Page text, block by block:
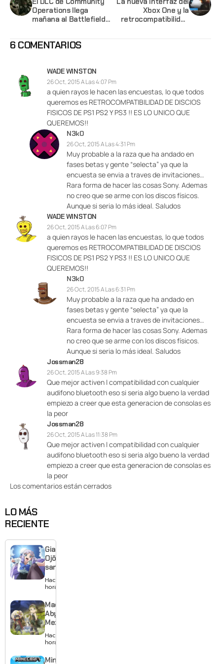
Operations llega
mañana al Battlefield
Xbox One y la
retrocompatibilidad
6 COMENTARIOS
WADE WINSTON
26 Oct, 2015 A Las 4:07 Pm
a quien rayos le hacen las encuestas, lo que todos
queremos es RETROCOMPATIBILIDAD DE DISCIOS
FISICOS DE PS1 PS2 Y PS3 !! ES LO UNICO QUE
QUEREMOS!!
N3k0
26 Oct, 2015 A Las 4:31 Pm
Muy probable a la raza que ha andado en
fases betas y gente “selecta” ya que la
encuesta se envia a traves de invitaciones…
Rara forma de hacer las cosas Sony. Ademas
no creo que se arme con los discos físicos.
Aunque si seria lo más ideal. Saludos
WADE WINSTON
26 Oct, 2015 A Las 6:07 Pm
a quien rayos le hacen las encuestas, lo que todos
queremos es RETROCOMPATIBILIDAD DE DISCIOS
FISICOS DE PS1 PS2 Y PS3 !! ES LO UNICO QUE
QUEREMOS!!
N3k0
26 Oct, 2015 A Las 6:31 Pm
Muy probable a la raza que ha andado en
fases betas y gente “selecta” ya que la
encuesta se envia a traves de invitaciones…
Rara forma de hacer las cosas Sony. Ademas
no creo que se arme con los discos físicos.
Aunque si seria lo más ideal. Saludos
Jossman28
26 Oct, 2015 A Las 9:38 Pm
Que mejor activen l compatibilidad con cualquier
audifono bluetooth eso si seria algo bueno la verdad
empiezo a creer que esta generacion de consolas es
la peor
Jossman28
26 Oct, 2015 A Las 11:38 Pm
Que mejor activen l compatibilidad con cualquier
audifono bluetooth eso si seria algo bueno la verdad
empiezo a creer que esta generacion de consolas es
la peor
Los comentarios están cerrados
LO MÁS
RECIENTE
Giant
Ojō-
sama
revela
visual y
estreno
para
enero de
Hace 1
hora
Made in
Abyss:
Mezameru
Shinpi
revela
tráiler,
Hace 4
horas
Minecraft